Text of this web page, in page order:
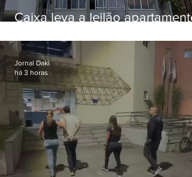
Caixa leva a leilão apartamento
Botafogo
Jornal Daki
há 3 horas